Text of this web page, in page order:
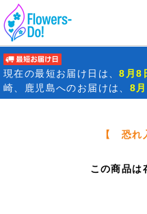
現在の最短お届け日 は、8月8
崎、鹿児島へのお届けは、 8
【 恐れ
この商品は